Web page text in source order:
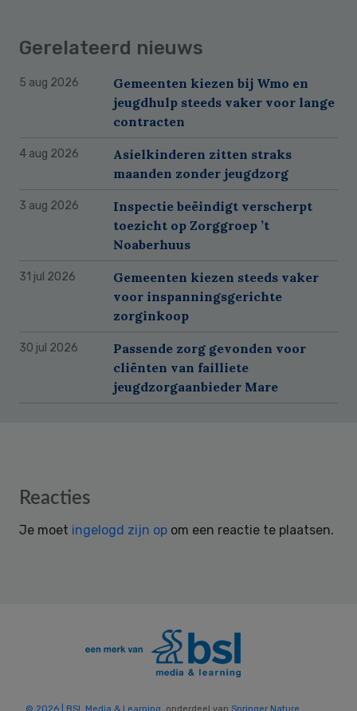
Gerelateerd nieuws
5 aug 2026
Gemeenten kiezen bij Wmo en
jeugdhulp steeds vaker voor lange
contracten
4 aug 2026
Asielkinderen zitten straks
maanden zonder jeugdzorg
3 aug 2026
Inspectie beëindigt verscherpt
toezicht op Zorggroep ’t
Noaberhuus
31 jul 2026
Gemeenten kiezen steeds vaker
voor inspanningsgerichte
zorginkoop
30 jul 2026
Passende zorg gevonden voor
cliënten van failliete
jeugdzorgaanbieder Mare
Reader
Reacties
Je moet ingelogd zijn op om een reactie te plaatsen.
© 2026 | BSL Media & Learning , onderdeel van Springer Nature